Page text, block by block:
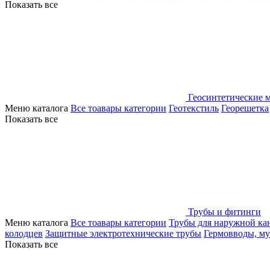
Показать все
Геосинтетические
Меню каталога Все тоавары категории Геотекстиль Георешетка
Показать все
Трубы и фитинги
Меню каталога Все тоавары категории Трубы для наружной
колодцев Защитные электротехнические трубы Гермовводы,
Показать все